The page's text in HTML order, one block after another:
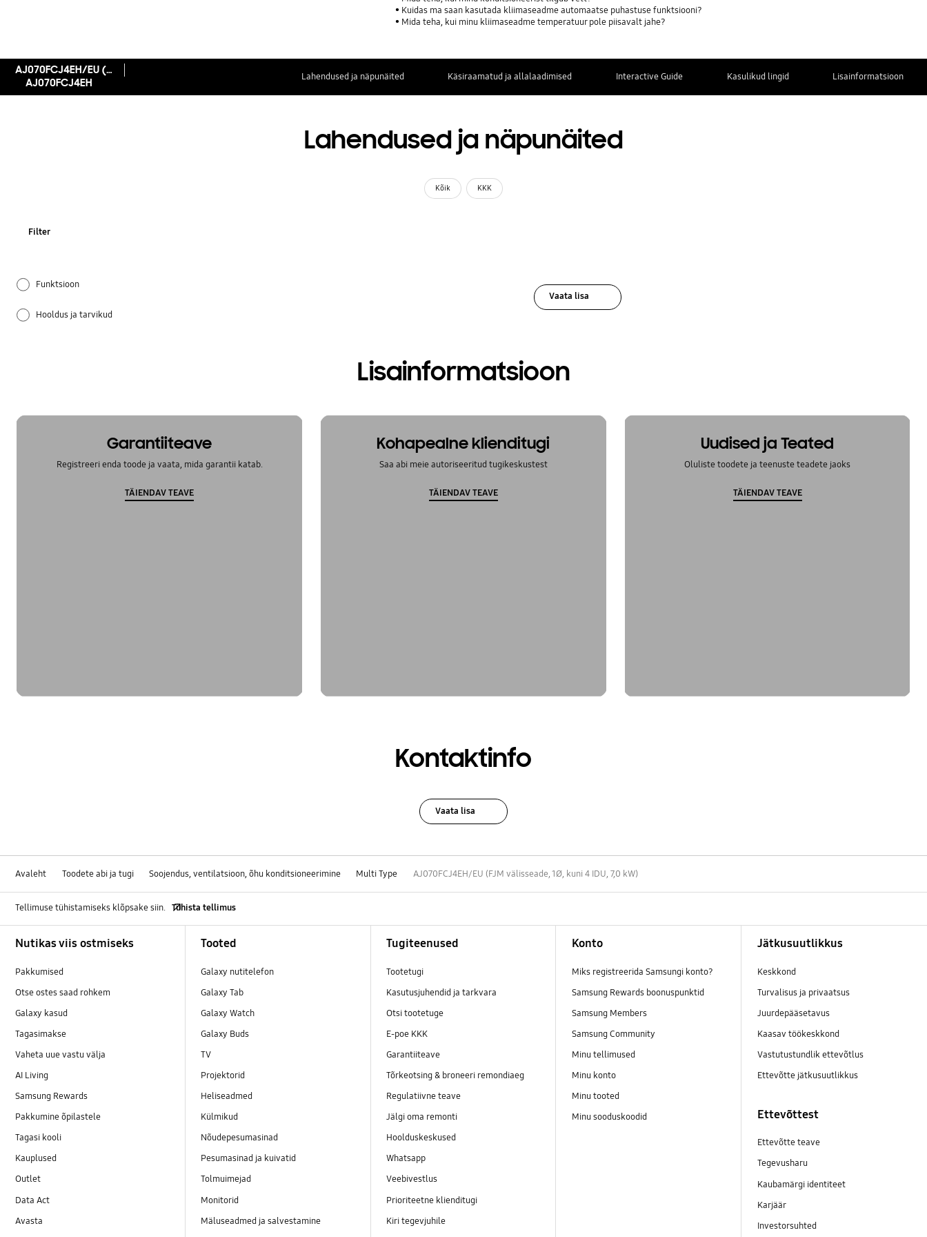
Kuidas ma saan kasutada kliimaseadme automaatse puhastuse funktsiooni?
Mida teha, kui minu kliimaseadme temperatuur pole piisavalt jahe?
AJ070FCJ4EH/EU (FJM välisseade, 1Ø, kuni 4 IDU, 7,0 kW)
AJ070FCJ4EH
Lahendused ja näpunäited Käsiraamatud ja allalaadimised Interactive Guide Kasulikud lingid Lisainformatsioon
Lahendused ja näpunäited
Kõik KKK
Filter
Funktsioon
Hooldus ja tarvikud
Paigaldamine / eemaldamine /
ümberpaigutamine
Vaata lisa
Lisainformatsioon
Garantiiteave
Registreeri enda toode ja vaata, mida garantii katab.
TÄIENDAV TEAVE
Kohapealne klienditugi
Saa abi meie autoriseeritud tugikeskustest
TÄIENDAV TEAVE
Uudised ja Teated
Oluliste toodete ja teenuste teadete jaoks
TÄIENDAV TEAVE
Kontaktinfo
Vaata lisa
Avaleht Toodete abi ja tugi Soojendus, ventilatsioon, õhu konditsioneerimine Multi Type AJ070FCJ4EH/EU (FJM välisseade, 1Ø, kuni 4 IDU, 7,0 kW)
Tellimuse tühistamiseks klõpsake siin. Tühista tellimus
Nutikas viis ostmiseks
Pakkumised
Otse ostes saad rohkem
Galaxy kasud
Tagasimakse
Vaheta uue vastu välja
AI Living
Samsung Rewards
Pakkumine õpilastele
Tagasi kooli
Kauplused
Outlet
Data Act
Avasta
Tooted
Galaxy nutitelefon
Galaxy Tab
Galaxy Watch
Galaxy Buds
TV
Projektorid
Heliseadmed
Külmikud
Nõudepesumasinad
Pesumasinad ja kuivatid
Tolmuimejad
Monitorid
Mäluseadmed ja salvestamine
Tugiteenused
Tootetugi
Kasutusjuhendid ja tarkvara
Otsi tootetuge
E-poe KKK
Garantiiteave
Tõrkeotsing & broneeri remondiaeg
Regulatiivne teave
Jälgi oma remonti
Hoolduskeskused
Whatsapp
Veebivestlus
Prioriteetne klienditugi
Kiri tegevjuhile
Konto
Miks registreerida Samsungi konto?
Samsung Rewards boonuspunktid
Samsung Members
Samsung Community
Minu tellimused
Minu konto
Minu tooted
Minu sooduskoodid
Jätkusuutlikkus
Keskkond
Turvalisus ja privaatsus
Juurdepääsetavus
Kaasav töökeskkond
Vastutustundlik ettevõtlus
Ettevõtte jätkusuutlikkus
Ettevõttest
Ettevõtte teave
Tegevusharu
Kaubamärgi identiteet
Karjäär
Investorsuhted